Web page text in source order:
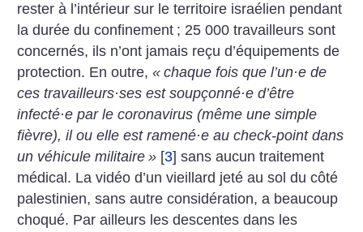
rester à l’intérieur sur le territoire israélien pendant
la durée du confinement ; 25 000 travailleurs sont
concernés, ils n’ont jamais reçu d’équipements de
protection. En outre,« chaque fois que l’un·e de
ces travailleurs·ses est soupçonné·e d’être
infecté·e par le coronavirus (même une simple
fièvre), il ou elle est ramené·e au check-point dans
un véhicule militaire » [3] sans aucun traitement
médical. La vidéo d’un vieillard jeté au sol du côté
palestinien, sans autre considération, a beaucoup
choqué. Par ailleurs les descentes dans les